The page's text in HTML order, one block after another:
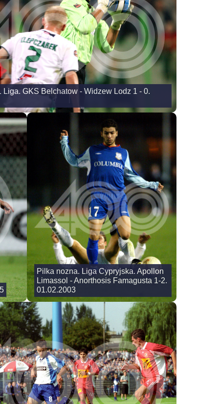
Liga. GKS Belchatow - Widzew Lodz 1 - 0.
Pilka nozna. Liga Cypryjska. Apollon
Limassol - Anorthosis Famagusta 1-2.
01.02.2003